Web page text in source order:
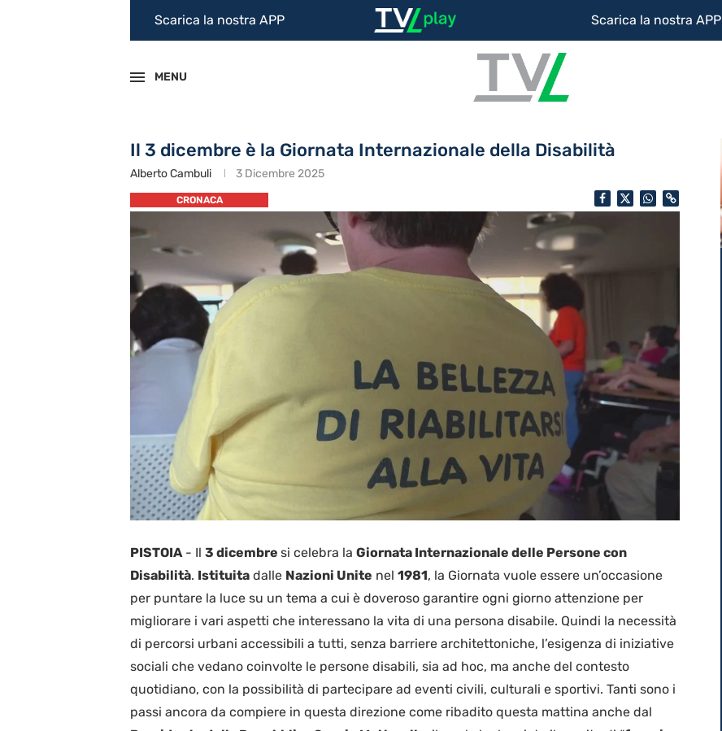
Scarica la nostra APP Scarica la nostra APP
MENU
Il 3 dicembre è la Giornata Internazionale della Disabilità
Alberto Cambuli 3 Dicembre 2025
CRONACA
PISTOIA- Il 3 dicembre si celebra la Giornata Internazionale delle Persone con
Disabilità. Istituita dalle Nazioni Unite nel 1981, la Giornata vuole essere un’occasione
per puntare la luce su un tema a cui è doveroso garantire ogni giorno attenzione per
migliorare i vari aspetti che interessano la vita di una persona disabile. Quindi la necessità
di percorsi urbani accessibili a tutti, senza barriere architettoniche, l’esigenza di iniziative
sociali che vedano coinvolte le persone disabili, sia ad hoc, ma anche del contesto
quotidiano, con la possibilità di partecipare ad eventi civili, culturali e sportivi. Tanti sono i
passi ancora da compiere in questa direzione come ribadito questa mattina anche dal